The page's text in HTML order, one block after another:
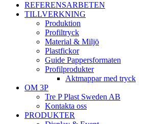
REFERENSARBETEN
TILLVERKNING
Produktion
Profiltryck
Material & Miljö
Plastfickor
Guide Pappersformaten
Profilprodukter
Aktmappar med tryck
OM 3P
Tre P Plast Sweden AB
Kontakta oss
PRODUKTER